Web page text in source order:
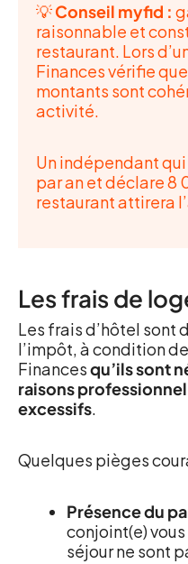
💡Conseil myfid :
raisonnable et
restaurant. Lors
Finances vérifie
montants sont
activité.
Un indépendant
par an et déclare 8
restaurant attirera
Les frais de
Les frais d’hôtel sont
l’impôt, à condition
Financesqu’ils sont
raisons
excessifs.
Quelques pièges
Présence du
conjoint(e)
séjour ne sont